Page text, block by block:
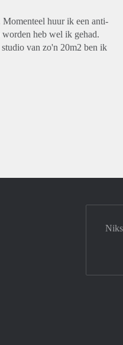
Momenteel huur ik een anti-
heb wel ik gehad.
van zo'n 20m2 ben ik